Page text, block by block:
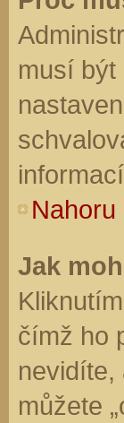
musí být
Nahoru
Jak
čímž ho
nevidíte,
můžete